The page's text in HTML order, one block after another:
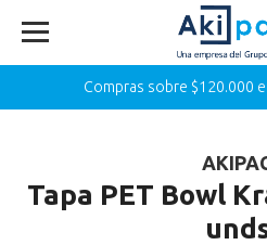
Compras sobre $120.000
Tapa PET Bowl